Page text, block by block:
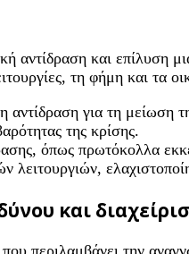
αντίδραση και επίλυση
τη φήμη και
για τη μείωση
της κρίσης.
όπως πρωτόκολλα
και